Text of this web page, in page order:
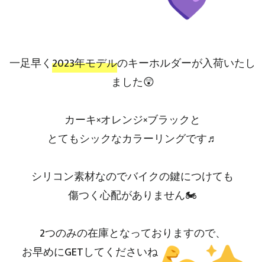
一足早く 2023年モデルのキーホルダーが入荷いたし
ました😲
カーキ×オレンジ×ブラックと
とてもシックなカラーリングです♬
シリコン素材なのでバイクの鍵につけても
傷つく心配がありません🏍
2つのみの在庫となっておりますので、
お早めにGETしてくださいね